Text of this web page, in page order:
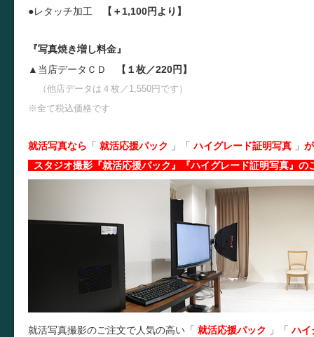
●レタッチ加工
【＋1,100円より】
『写真焼き増し料金』
▲当店データＣＤ
【１枚／220円】
（他店データは４枚／1,550円です）
※全て税込価格です
就活写真なら 「 就活応援パック 」 「ハイグレード証明写真 」
スタジオ撮影『就活応援パック』『ハイグレード証明写真』の
就活写真撮影のご注文で人気の高い「 就活応援パック 」 「ハイ